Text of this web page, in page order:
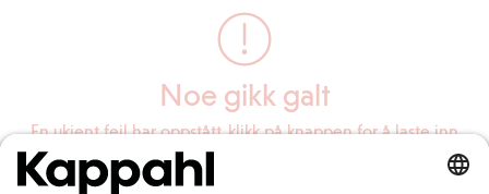
Noe gikk galt
En ukjent feil har oppstått, klikk på knappen for å laste inn
siden på nytt.